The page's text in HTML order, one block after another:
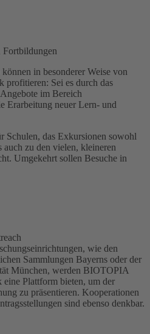
Fortbildungen
in besonderer Weise von
Sei es durch das
im Bereich
Erarbeitung neuer Lern- und
Schulen, das Exkursionen sowohl
auch zu den vielen, kleineren
Umgekehrt sollen Besuche in
wie den
Sammlungen Bayerns oder der
München, werden BIOTOPIA
Plattform bieten, um der
zu präsentieren. Kooperationen
sind ebenso denkbar.